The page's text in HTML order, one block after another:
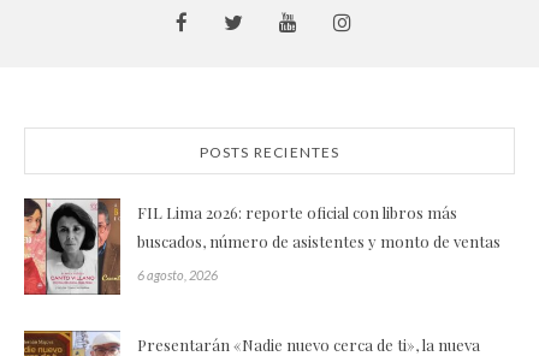
POSTS RECIENTES
FIL Lima 2026: reporte oficial con libros más
buscados, número de asistentes y monto de ventas
6 agosto, 2026
Presentarán «Nadie nuevo cerca de ti», la nueva